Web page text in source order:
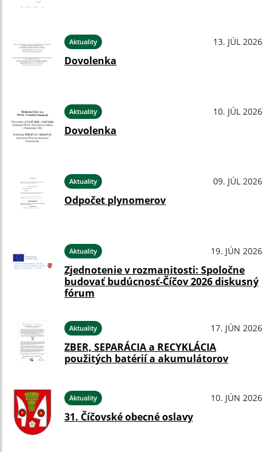
Aktuality 13. JÚL 2026
Dovolenka
Aktuality 10. JÚL 2026
Dovolenka
Aktuality 09. JÚL 2026
Odpočet plynomerov
Aktuality 19. JÚN 2026
Zjednotenie v rozmanitosti: Spoločne
budovať budúcnosť-Číčov 2026 diskusný
fórum
Aktuality 17. JÚN 2026
ZBER, SEPARÁCIA a RECYKLÁCIA
použitých batérií a akumulátorov
Aktuality 10. JÚN 2026
31. Číčovské obecné oslavy